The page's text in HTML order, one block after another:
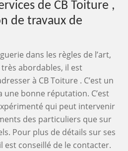
de CB Toiture ,
de travaux de
dans les règles de l’art,
abordables, il est
à CB Toiture . C’est un
bonne réputation. C’est
qui peut intervenir
des particuliers que sur
Pour plus de détails sur ses
est conseillé de le contacter.